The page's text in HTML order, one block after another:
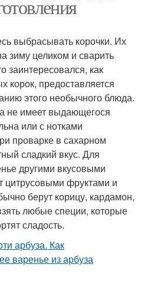
выбрасывать корочки. Их
зиму целиком и сварить
заинтересовался, как
корок, предоставляется
этого необычного блюда.
не имеет выдающегося
или с нотками
проварке в сахарном
сладкий вкус. Для
другими вкусовыми
цитрусовыми фруктами и
берут корицу, кардамон,
любые специи, которые
сладость.